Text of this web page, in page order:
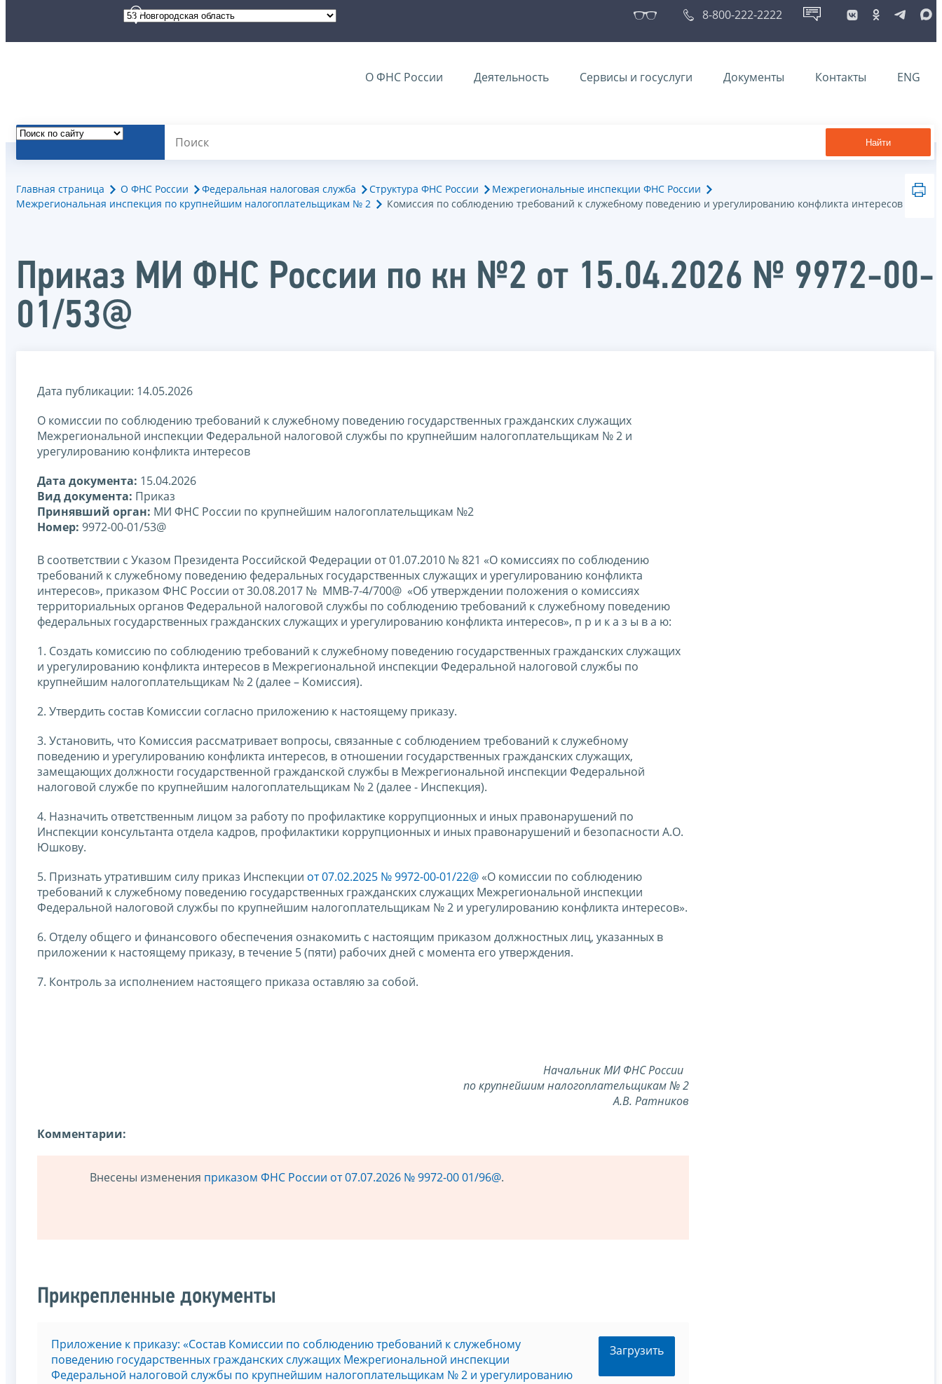
8-800-222-2222
О ФНС России Деятельность Сервисы и госуслуги Документы Контакты ENG
Найти
Главная страница О ФНС России Федеральная налоговая служба Структура ФНС России
Межрегиональные инспекции ФНС России
Межрегиональная инспекция по крупнейшим налогоплательщикам № 2
Комиссия по соблюдению требований к служебному поведению и урегулированию конфликта интересов
Приказ МИ ФНС России по кн №2 от 15.04.2026 № 9972-00-
01/53@
Дата публикации: 14.05.2026
О комиссии по соблюдению требований к служебному поведению государственных гражданских служащих
Межрегиональной инспекции Федеральной налоговой службы по крупнейшим налогоплательщикам № 2 и
урегулированию конфликта интересов
Дата документа: 15.04.2026
Вид документа: Приказ
Принявший орган: МИ ФНС России по крупнейшим налогоплательщикам №2
Номер: 9972-00-01/53@
В соответствии с Указом Президента Российской Федерации от 01.07.2010 № 821 «О комиссиях по соблюдению
требований к служебному поведению федеральных государственных служащих и урегулированию конфликта
интересов», приказом ФНС России от 30.08.2017 № ММВ-7-4/700@ «Об утверждении положения о комиссиях
территориальных органов Федеральной налоговой службы по соблюдению требований к служебному поведению
федеральных государственных гражданских служащих и урегулированию конфликта интересов», п р и к а з ы в а ю:
1. Создать комиссию по соблюдению требований к служебному поведению государственных гражданских служащих
и урегулированию конфликта интересов в Межрегиональной инспекции Федеральной налоговой службы по
крупнейшим налогоплательщикам № 2 (далее – Комиссия).
2. Утвердить состав Комиссии согласно приложению к настоящему приказу.
3. Установить, что Комиссия рассматривает вопросы, связанные с соблюдением требований к служебному
поведению и урегулированию конфликта интересов, в отношении государственных гражданских служащих,
замещающих должности государственной гражданской службы в Межрегиональной инспекции Федеральной
налоговой службе по крупнейшим налогоплательщикам № 2 (далее - Инспекция).
4. Назначить ответственным лицом за работу по профилактике коррупционных и иных правонарушений по
Инспекции консультанта отдела кадров, профилактики коррупционных и иных правонарушений и безопасности А.О.
Юшкову.
5. Признать утратившим силу приказ Инспекции от 07.02.2025 № 9972-00-01/22@ «О комиссии по соблюдению
требований к служебному поведению государственных гражданских служащих Межрегиональной инспекции
Федеральной налоговой службы по крупнейшим налогоплательщикам № 2 и урегулированию конфликта интересов».
6. Отделу общего и финансового обеспечения ознакомить с настоящим приказом должностных лиц, указанных в
приложении к настоящему приказу, в течение 5 (пяти) рабочих дней с момента его утверждения.
7. Контроль за исполнением настоящего приказа оставляю за собой.
Начальник МИ ФНС России
по крупнейшим налогоплательщикам № 2
А.В. Ратников
Комментарии:
Внесены изменения приказом ФНС России от 07.07.2026 № 9972-00 01/96@.
Прикрепленные документы
Приложение к приказу: «Состав Комиссии по соблюдению требований к служебному
поведению государственных гражданских служащих Межрегиональной инспекции
Федеральной налоговой службы по крупнейшим налогоплательщикам № 2 и урегулированию
Загрузить